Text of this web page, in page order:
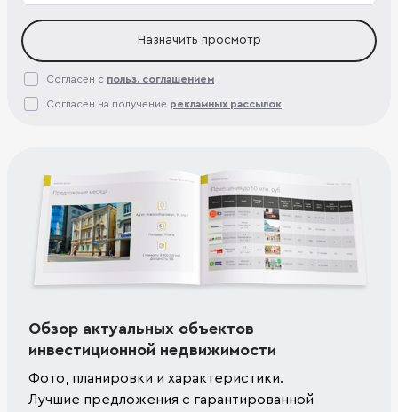
Назначить просмотр
Согласен с польз. соглашением
Согласен на получение рекламных рассылок
Обзор актуальных объектов
инвестиционной недвижимости
Фото, планировки и характеристики.
Лучшие предложения с гарантированной